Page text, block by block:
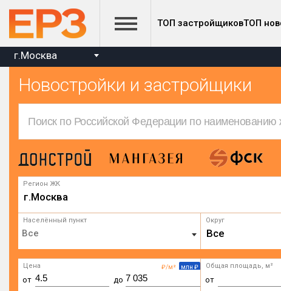
ТОП застройщиковТОП
г.Москва
Новостройки и застройщики
Регион ЖК
г.Москва
Населённый пункт Округ
Все
₽/м² млн ₽
Цена
от до
Общая площадь, м²
от